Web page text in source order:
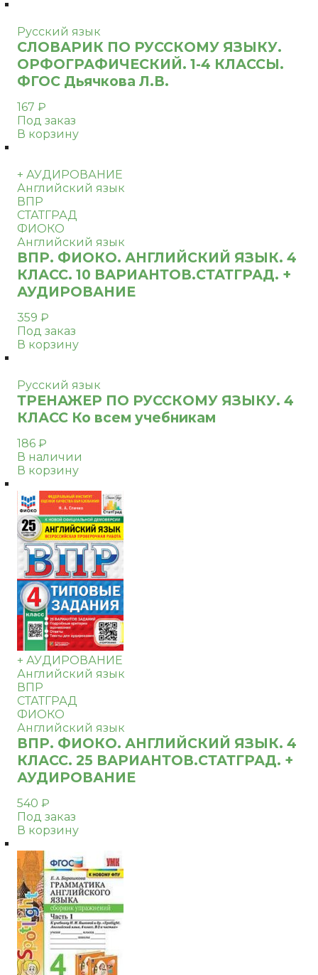
Русский язык
СЛОВАРИК ПО РУССКОМУ ЯЗЫКУ.
ОРФОГРАФИЧЕСКИЙ. 1-4 КЛАССЫ.
ФГОС Дьячкова Л.В.
167 ₽
Под заказ
В корзину
+ АУДИРОВАНИЕ
Английский язык
ВПР
СТАТГРАД
ФИОКО
Английский язык
ВПР. ФИОКО. АНГЛИЙСКИЙ ЯЗЫК. 4
КЛАСС. 10 ВАРИАНТОВ.СТАТГРАД. +
АУДИРОВАНИЕ
359 ₽
Под заказ
В корзину
Русский язык
ТРЕНАЖЕР ПО РУССКОМУ ЯЗЫКУ. 4
КЛАСС Ко всем учебникам
186 ₽
В наличии
В корзину
+ АУДИРОВАНИЕ
Английский язык
ВПР
СТАТГРАД
ФИОКО
Английский язык
ВПР. ФИОКО. АНГЛИЙСКИЙ ЯЗЫК. 4
КЛАСС. 25 ВАРИАНТОВ.СТАТГРАД. +
АУДИРОВАНИЕ
540 ₽
Под заказ
В корзину